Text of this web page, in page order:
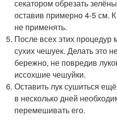
секатором обрезать
оставив примерно 4-5 см.
не применять.
После всех этих процедур
сухих чешуек. Делать это
бережно, не повредив
иссохшие чешуйки.
Оставить лук сушиться
в несколько дней
перемешивать его.